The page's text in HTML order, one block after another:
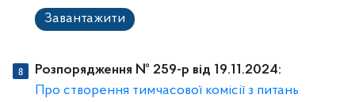
Завантажити
Розпорядження № 259-p від 19.11.2024:
Про створення тимчасової комісії з питань